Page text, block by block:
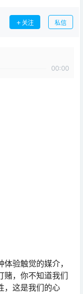
关注 私信
00:00
验触觉的媒介，
赌，你不知道我们
，这是我们的心